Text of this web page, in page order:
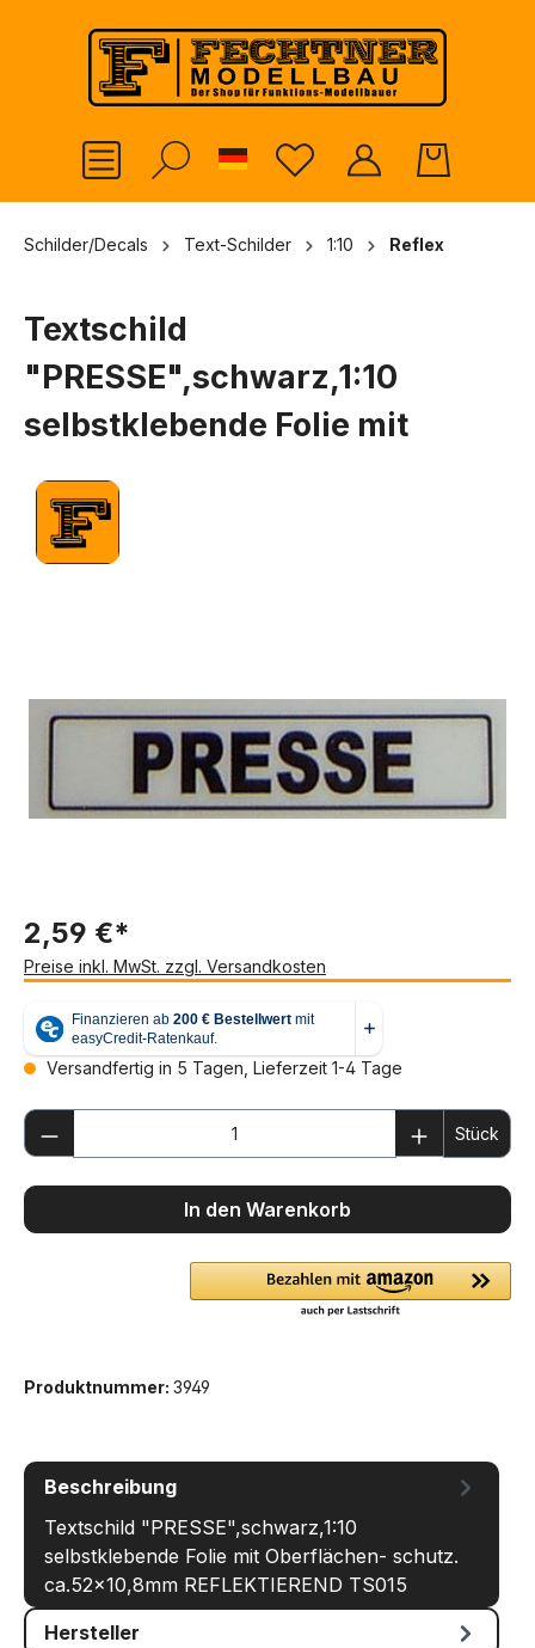
springen
German
Schilder/Decals Text-Schilder 1:10 Reflex
Textschild
"PRESSE",schwarz,1:10
selbstklebende Folie mit
2,59 €*
Preise inkl. MwSt. zzgl. Versandkosten
Versandfertig in 5 Tagen, Lieferzeit 1-4 Tage
Produkt Anzahl: Gib den gewünschten
Stück
In den Warenkorb
Produktnummer: 3949
Beschreibung
Textschild "PRESSE",schwarz,1:10
selbstklebende Folie mit Oberflächen- schutz.
ca.52x10,8mm REFLEKTIEREND TS015
Hersteller